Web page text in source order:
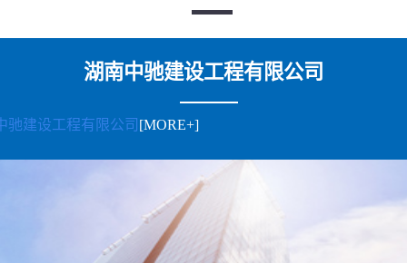
湖南中驰建设工程有限公司
驰建设工程有限公司 [MORE+]